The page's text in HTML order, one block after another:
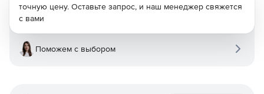
точную цену. Оставьте запрос, и наш менеджер свяжется
с вами
Поможем с выбором